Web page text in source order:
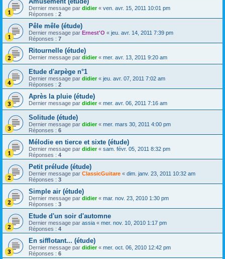
Dernier message par didier« ven. avr. 15, 2011 10:01 pm
Réponses : 2
Pêle mêle (étude)
Dernier message par Ernest'O « jeu. avr. 14, 2011 7:39 pm
Réponses : 7
Ritournelle (étude)
Dernier message par didier« mer. avr. 13, 2011 9:20 am
Etude d'arpège n°1
Dernier message par didier« jeu. avr. 07, 2011 7:02 am
Réponses : 2
Après la pluie (étude)
Dernier message par didier« mer. avr. 06, 2011 7:16 am
Solitude (étude)
Dernier message par didier« mer. mars 30, 2011 4:00 pm
Réponses : 6
Mélodie en tierce et sixte (étude)
Dernier message par didier« sam. févr. 05, 2011 8:32 pm
Réponses : 4
Petit prélude (étude)
Dernier message par ClassicGuitare « dim. janv. 23, 2011 10:32 am
Réponses : 3
Simple air (étude)
Dernier message par didier« mar. nov. 23, 2010 1:30 pm
Réponses : 3
Etude d'un soir d'automne
Dernier message par assia « mer. nov. 10, 2010 1:17 pm
Réponses : 4
En sifflotant... (étude)
Dernier message par didier« mer. oct. 06, 2010 12:42 pm
Réponses : 6